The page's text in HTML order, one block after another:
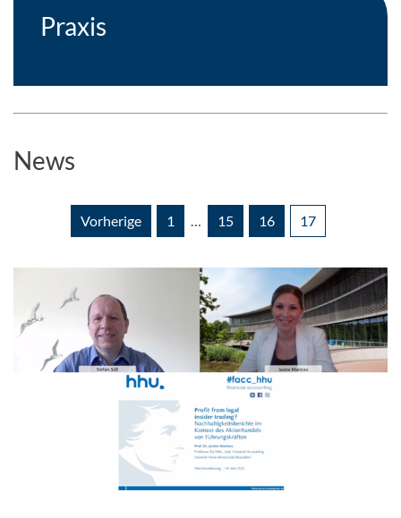
Praxis
News
Vorherige 1 15 16 17